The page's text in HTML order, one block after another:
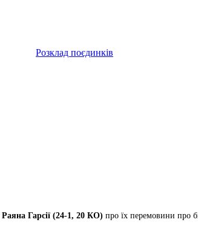
Розклад поєдинків
Раяна Гарсії (24-1, 20 КО) про їх перемовини про